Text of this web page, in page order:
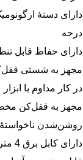
درجه
دارای حفاظ قابل
مجهز به شستی
در کار مداوم با ابزار
مجهز به قفل‌کن
روشن‌شدن
دارای کابل برق 4 متری با روکش ضخیم